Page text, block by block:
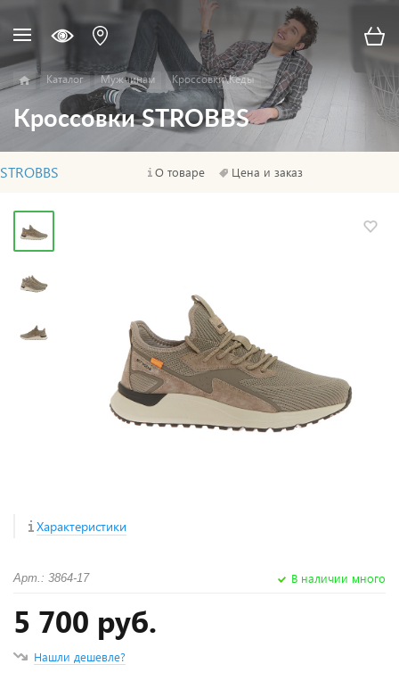
Каталог Мужчинам Кроссовки\Кеды
Кроссовки STROBBS
STROBBS О товаре Цена и заказ
Характеристики
Арт.: 3864-17 В наличии много
5 700 руб.
Нашли дешевле?